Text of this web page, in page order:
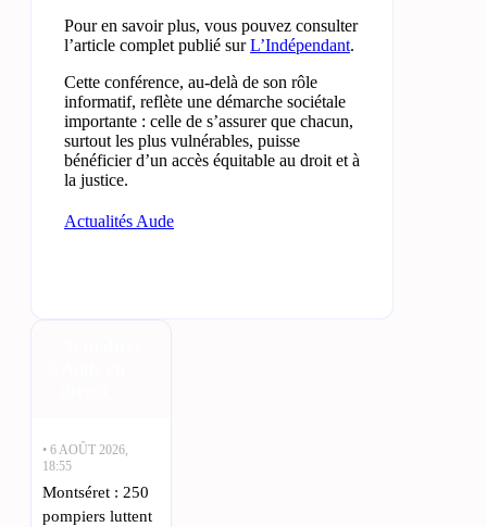
Pour en savoir plus, vous pouvez consulter
l’article complet publié surL’Indépendant.
Cette conférence, au-delà de son rôle
informatif, reflète une démarche sociétale
importante : celle de s’assurer que chacun,
surtout les plus vulnérables, puisse
bénéficier d’un accès équitable au droit et à
la justice.
Actualités Aude
• 6 AOÛT 2026,
18:55
Montséret : 250
pompiers luttent